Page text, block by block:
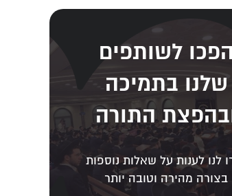
הפכו לשותפים
שלנו בתמיכה
התורה
לנו לענות על שאלות נוספות
בצורה מהירה וטובה יותר